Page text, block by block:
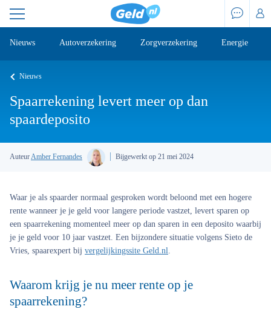
Nieuws Autoverzekering Zorgverzekering Energie
Nieuws
Spaarrekening levert meer op dan
spaardeposito
Auteur Amber Fernandes Bijgewerkt op 21 mei 2024
Waar je als spaarder normaal gesproken wordt beloond met een hogere
rente wanneer je je geld voor langere periode vastzet, levert sparen op
een spaarrekening momenteel meer op dan sparen in een deposito waarbij
je je geld voor 10 jaar vastzet. Een bijzondere situatie volgens Sieto de
Vries, spaarexpert bij vergelijkingssite Geld.nl.
Waarom krijg je nu meer rente op je
spaarrekening?